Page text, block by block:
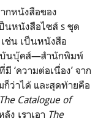
กหนังสือของ
นหนังสือไซส์ s ชุด
ช่น เป็นหนังสือ
บันบุ๊คส์—สำนักพิมพ์
‘ความต่อเนื่อง’ จาก
ว่าได้ และสุดท้ายคือ
The Catalogue of
ง เราเอา The